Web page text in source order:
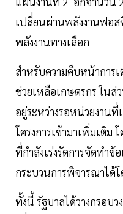
เปลี่ยนผ่านพลังงานฟอ
พลังงานทางเลือก
สำหรับความคืบหน้าการ
ช่วยเหลือเกษตรกร ในส่
อยู่ระหว่างรอหน่วยงานที่
โครงการเข้ามาเพิ่มเติม
ที่กำลังเร่งรัดการจัดทำข้
กระบวนการพิจารณาได้โ
ทั้งนี้ รัฐบาลได้วางกรอบ